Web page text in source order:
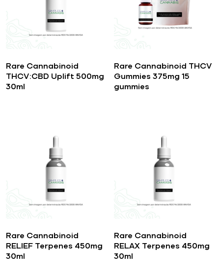
Rare Cannabinoid
THCV:CBD Uplift 500mg
30ml
Rare Cannabinoid THCV
Gummies 375mg 15
gummies
Rare Cannabinoid
RELIEF Terpenes 450mg
30ml
Rare Cannabinoid
RELAX Terpenes 450mg
30ml